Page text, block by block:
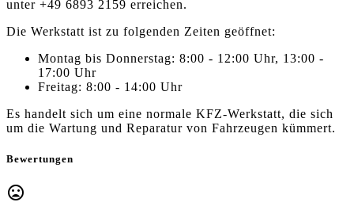
unter +49 6893 2159 erreichen.
Die Werkstatt ist zu folgenden Zeiten geöffnet:
Montag bis Donnerstag: 8:00 - 12:00 Uhr, 13:00 -
17:00 Uhr
Freitag: 8:00 - 14:00 Uhr
Es handelt sich um eine normale KFZ-Werkstatt, die sich
um die Wartung und Reparatur von Fahrzeugen kümmert.
Bewertungen